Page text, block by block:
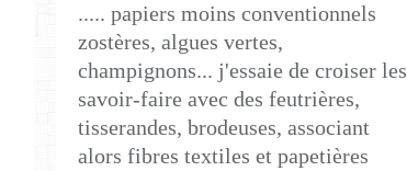
..... papiers moins conventionnels
zostères, algues vertes,
champignons... j'essaie de croiser les
savoir-faire avec des feutrières,
tisserandes, brodeuses, associant
alors fibres textiles et papetières